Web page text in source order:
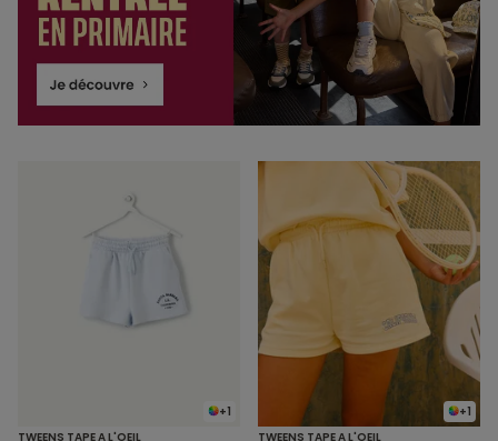
+1
TWEENS TAPE A L'OEIL
+1
TWEENS TAPE A L'OEIL